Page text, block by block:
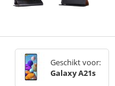
Geschikt voor:
Galaxy A21s